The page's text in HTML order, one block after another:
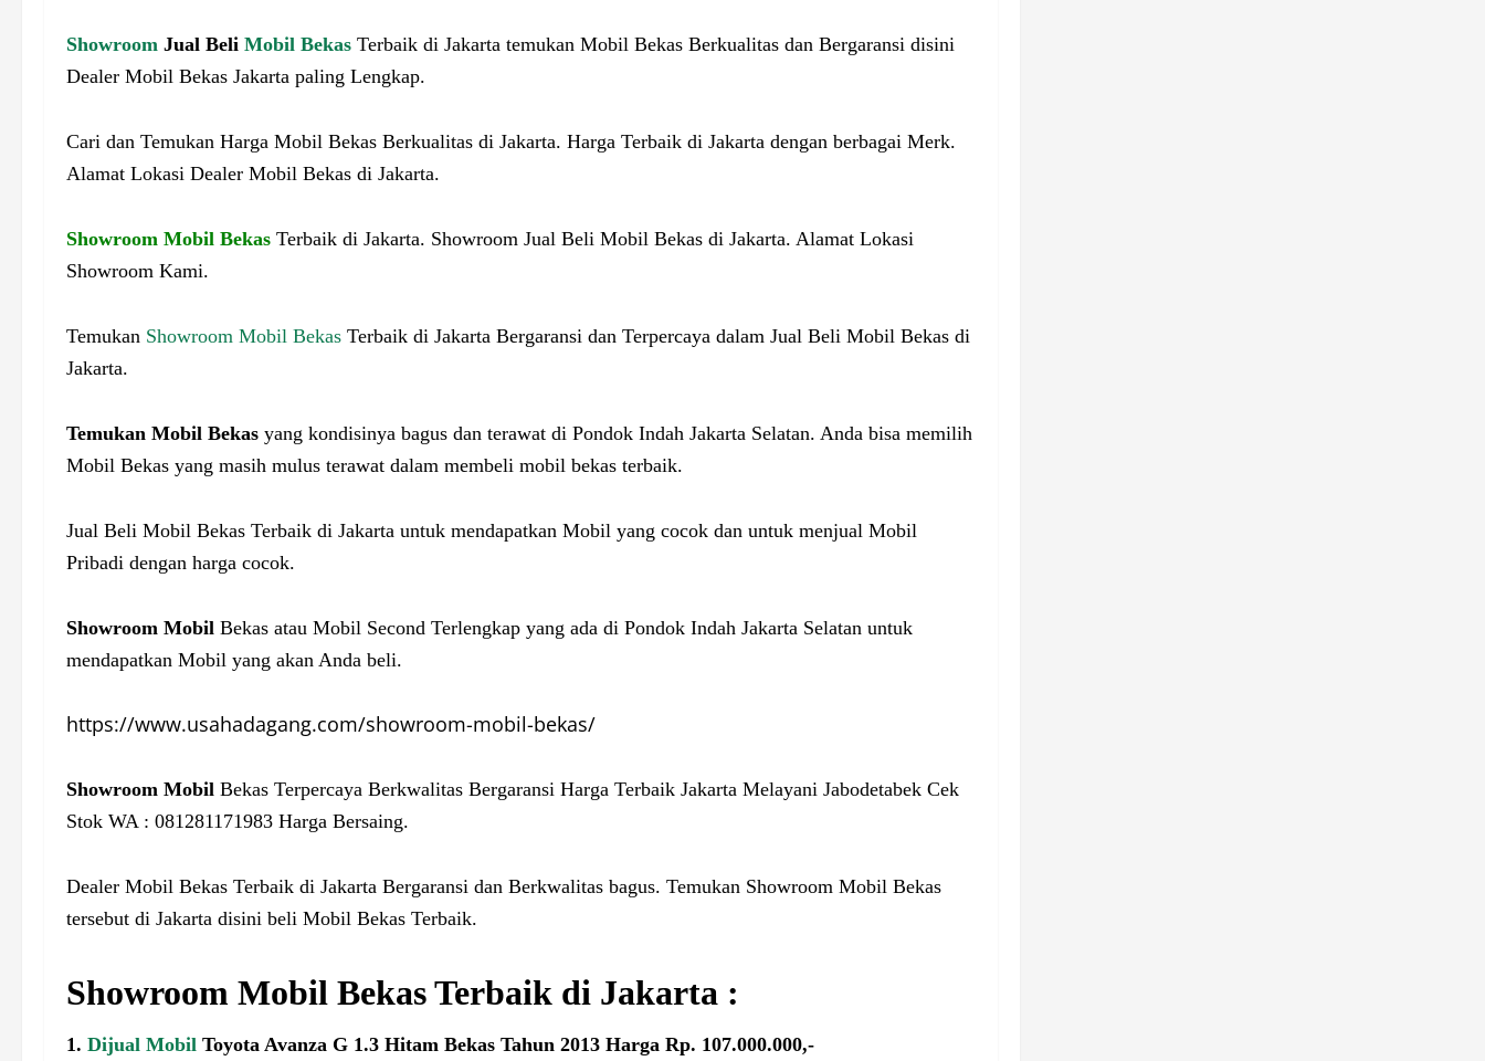
Showroom Jual Beli Mobil Bekas Terbaik di Jakarta temukan Mobil Bekas Berkualitas dan Bergaransi disini
Dealer Mobil Bekas Jakarta paling Lengkap.
Cari dan Temukan Harga Mobil Bekas Berkualitas di Jakarta. Harga Terbaik di Jakarta dengan berbagai Merk.
Alamat Lokasi Dealer Mobil Bekas di Jakarta.
Showroom Mobil Bekas Terbaik di Jakarta. Showroom Jual Beli Mobil Bekas di Jakarta. Alamat Lokasi
Showroom Kami.
Temukan Showroom Mobil Bekas Terbaik di Jakarta Bergaransi dan Terpercaya dalam Jual Beli Mobil Bekas di
Jakarta.
Temukan Mobil Bekas yang kondisinya bagus dan terawat di Pondok Indah Jakarta Selatan. Anda bisa memilih
Mobil Bekas yang masih mulus terawat dalam membeli mobil bekas terbaik.
Jual Beli Mobil Bekas Terbaik di Jakarta untuk mendapatkan Mobil yang cocok dan untuk menjual Mobil
Pribadi dengan harga cocok.
Showroom Mobil Bekas atau Mobil Second Terlengkap yang ada di Pondok Indah Jakarta Selatan untuk
mendapatkan Mobil yang akan Anda beli.
https://www.usahadagang.com/showroom-mobil-bekas/
Showroom Mobil Bekas Terpercaya Berkwalitas Bergaransi Harga Terbaik Jakarta Melayani Jabodetabek Cek
Stok WA : 081281171983 Harga Bersaing.
Dealer Mobil Bekas Terbaik di Jakarta Bergaransi dan Berkwalitas bagus. Temukan Showroom Mobil Bekas
tersebut di Jakarta disini beli Mobil Bekas Terbaik.
Showroom Mobil Bekas Terbaik di Jakarta :
1. Dijual Mobil Toyota Avanza G 1.3 Hitam Bekas Tahun 2013 Harga Rp. 107.000.000,-